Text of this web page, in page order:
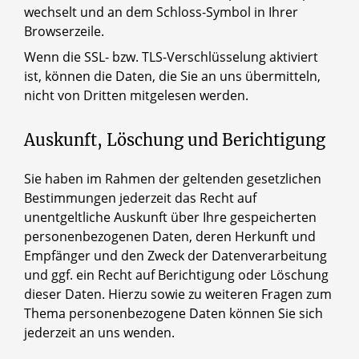
wechselt und an dem Schloss-Symbol in Ihrer
Browserzeile.
Wenn die SSL- bzw. TLS-Verschlüsselung aktiviert
ist, können die Daten, die Sie an uns übermitteln,
nicht von Dritten mitgelesen werden.
Auskunft, Löschung und Berichtigung
Sie haben im Rahmen der geltenden gesetzlichen
Bestimmungen jederzeit das Recht auf
unentgeltliche Auskunft über Ihre gespeicherten
personenbezogenen Daten, deren Herkunft und
Empfänger und den Zweck der Datenverarbeitung
und ggf. ein Recht auf Berichtigung oder Löschung
dieser Daten. Hierzu sowie zu weiteren Fragen zum
Thema personenbezogene Daten können Sie sich
jederzeit an uns wenden.